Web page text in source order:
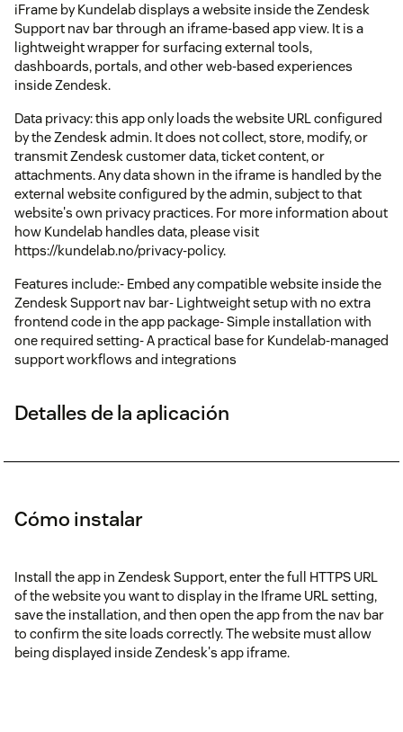
iFrame by Kundelab displays a website inside the Zendesk
Support nav bar through an iframe-based app view. It is a
lightweight wrapper for surfacing external tools,
dashboards, portals, and other web-based experiences
inside Zendesk.
Data privacy: this app only loads the website URL configured
by the Zendesk admin. It does not collect, store, modify, or
transmit Zendesk customer data, ticket content, or
attachments. Any data shown in the iframe is handled by the
external website configured by the admin, subject to that
website's own privacy practices. For more information about
how Kundelab handles data, please visit
https://kundelab.no/privacy-policy.
Features include:- Embed any compatible website inside the
Zendesk Support nav bar- Lightweight setup with no extra
frontend code in the app package- Simple installation with
one required setting- A practical base for Kundelab-managed
support workflows and integrations
Detalles de la aplicación
Cómo instalar
Install the app in Zendesk Support, enter the full HTTPS URL
of the website you want to display in the Iframe URL setting,
save the installation, and then open the app from the nav bar
to confirm the site loads correctly. The website must allow
being displayed inside Zendesk's app iframe.